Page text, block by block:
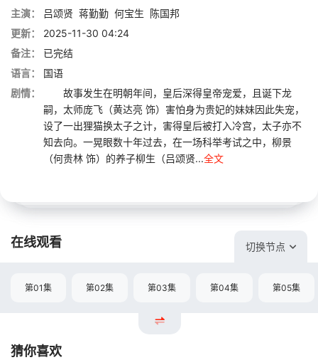
主演：
吕颂贤 蒋勤勤 何宝生
陈国邦
更新：
2025-11-30 04:24
备注：
已完结
语言：
国语
剧情：
故事发生在明朝年间，皇后深得皇帝宠爱，且诞下龙
嗣，太师庞飞（黄达亮 饰）害怕身为贵妃的妹妹因此失宠，
设了一出狸猫换太子之计，害得皇后被打入冷宫，太子亦不
知去向。一晃眼数十年过去，在一场科举考试之中，柳景
（何贵林 饰）的养子柳生（吕颂贤...全文
在线观看 切换节点
第01集 第02集 第03集 第04集 第05集
猜你喜欢